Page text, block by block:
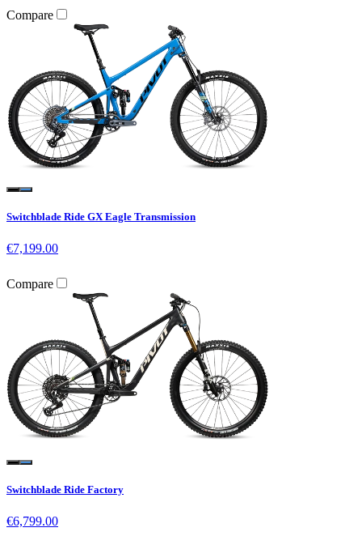
Compare
Switchblade Ride GX Eagle Transmission
€7,199.00
Compare
Switchblade Ride Factory
€6,799.00